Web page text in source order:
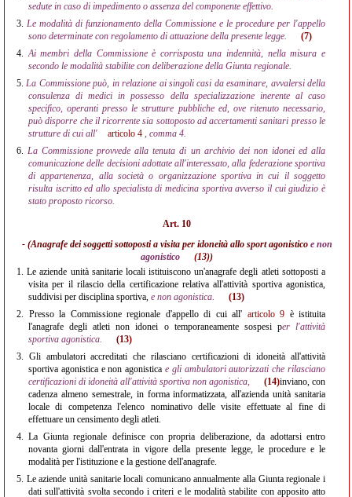
sedute in caso di impedimento o assenza del componente effettivo.
3. Le modalità di funzionamento della Commissione e le procedure per l'appello
sono determinate con regolamento di attuazione della presente legge.
(7)
4.Ai membri della Commissione è corrisposta una indennità, nella misura e
secondo le modalità stabilite con deliberazione della Giunta regionale.
5.La Commissione può, in relazione ai singoli casi da esaminare, avvalersi della
consulenza di medici in possesso della specializzazione inerente al caso
specifico, operanti presso le strutture pubbliche ed, ove ritenuto necessario,
può disporre che il ricorrente sia sottoposto ad accertamenti sanitari presso le
strutture di cui all'
articolo 4 , comma 4.
6.La Commissione provvede alla tenuta di un archivio dei non idonei ed alla
comunicazione delle decisioni adottate all'interessato, alla federazione sportiva
di appartenenza, alla società o organizzazione sportiva in cui il soggetto
risulta iscritto ed allo specialista di medicina sportiva avverso il cui giudizio è
stato proposto ricorso.
Art. 10
- (Anagrafe dei soggetti sottoposti a visita per idoneità allo sport agonistico e non
agonistico
(13))
1.Le aziende unità sanitarie locali istituiscono un'anagrafe degli atleti sottoposti a
visita per il rilascio della certificazione relativa all'attività sportiva agonistica,
suddivisi per disciplina sportiva, e non agonistica.
(13)
2. Presso la Commissione regionale d'appello di cui all' articolo 9 è istituita
l'anagrafe degli atleti non idonei o temporaneamente sospesi per l'attività
sportiva agonistica.
(13)
3. Gli ambulatori accreditati che rilasciano certificazioni di idoneità all'attività
sportiva agonistica e non agonistica e gli ambulatori autorizzati che rilasciano
certificazioni di idoneità all'attività sportiva non agonistica,
(14)inviano, con
cadenza almeno semestrale, in forma informatizzata, all'azienda unità sanitaria
locale di competenza l'elenco nominativo delle visite effettuate al fine di
effettuare un censimento degli atleti.
4.La Giunta regionale definisce con propria deliberazione, da adottarsi entro
novanta giorni dall'entrata in vigore della presente legge, le procedure e le
modalità per l'istituzione e la gestione dell'anagrafe.
5. Le aziende unità sanitarie locali comunicano annualmente alla Giunta regionale i
dati sull'attività svolta secondo i criteri e le modalità stabilite con apposito atto